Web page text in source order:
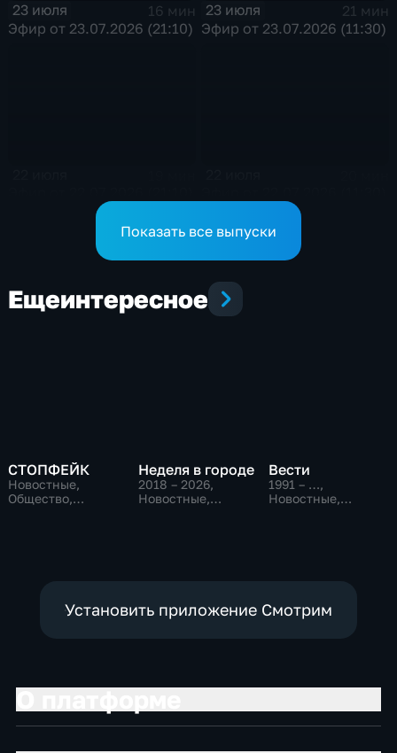
23 июля
16 мин
Эфир от 23.07.2026 (21:10)
23 июля
21 мин
Эфир от 23.07.2026 (11:30)
Показать все выпуски
Ещеинтересное
СТОПФЕЙК
Новостные,
Общество,
Неделя в городе
2018 – 2026,
Новостные,
Вести
1991 – …,
Новостные,
Установить приложение Смотрим